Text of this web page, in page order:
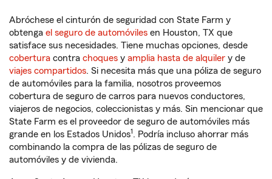
Abróchese el cinturón de seguridad con State Farm y
obtenga el seguro de automóviles en Houston, TX que
satisface sus necesidades. Tiene muchas opciones, desde
cobertura contra choques y amplia hasta de alquiler y de
viajes compartidos. Si necesita más que una póliza de seguro
de automóviles para la familia, nosotros proveemos
cobertura de seguro de carros para nuevos conductores,
viajeros de negocios, coleccionistas y más. Sin mencionar que
State Farm es el proveedor de seguro de automóviles más
grande en los Estados Unidos1. Podría incluso ahorrar más
combinando la compra de las pólizas de seguro de
automóviles y de vivienda.